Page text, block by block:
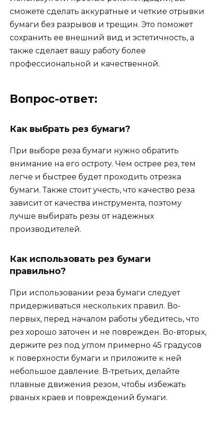
сможете сделать аккуратные и четкие отрывки
бумаги без разрывов и трещин. Это поможет
сохранить ее внешний вид и эстетичность, а
также сделает вашу работу более
профессиональной и качественной.
Вопрос-ответ:
Как выбрать рез бумаги?
При выборе реза бумаги нужно обратить
внимание на его остроту. Чем острее рез, тем
легче и быстрее будет проходить отрезка
бумаги. Также стоит учесть, что качество реза
зависит от качества инструмента, поэтому
лучше выбирать резы от надежных
производителей.
Как использовать рез бумаги
правильно?
При использовании реза бумаги следует
придерживаться нескольких правил. Во-
первых, перед началом работы убедитесь, что
рез хорошо заточен и не поврежден. Во-вторых,
держите рез под углом примерно 45 градусов
к поверхности бумаги и приложите к ней
небольшое давление. В-третьих, делайте
плавные движения резом, чтобы избежать
рваных краев и повреждений бумаги.